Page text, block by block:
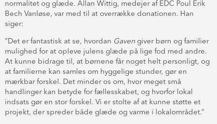
normalitet og glæde. Allan Wittig, medejer af EDC Poul Erik
Bech Vanløse, var med til at overrække donationen. Han
siger:
”Det er fantastisk at se, hvordan Gaven giver børn og familier
mulighed for at opleve julens glæde på lige fod med andre.
At kunne bidrage til, at børnene får noget helt personligt, og
at familierne kan samles om hyggelige stunder, gør en
mærkbar forskel. Det minder os om, hvor meget små
handlinger kan betyde for fællesskabet, og hvorfor lokal
indsats gør en stor forskel. Vi er stolte af at kunne støtte et
projekt, der spreder både glæde og varme i lokalområdet.”